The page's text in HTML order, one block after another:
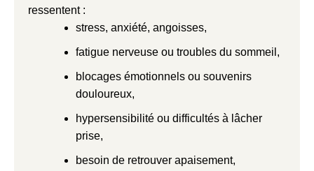
ressentent :
stress, anxiété, angoisses,
fatigue nerveuse ou troubles du sommeil,
blocages émotionnels ou souvenirs
douloureux,
hypersensibilité ou difficultés à lâcher
prise,
besoin de retrouver apaisement,